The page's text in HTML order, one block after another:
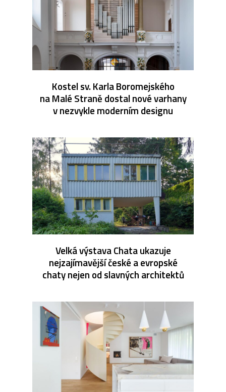
Kostel sv. Karla Boromejského
na Malé Straně dostal nové varhany
v nezvykle moderním designu
Velká výstava Chata ukazuje
nejzajímavější české a evropské
chaty nejen od slavných architektů